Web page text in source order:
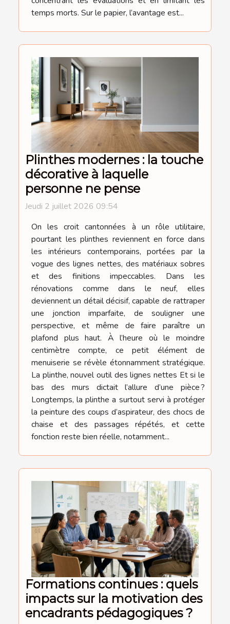
temps morts. Sur le papier, l’avantage est...
Plinthes modernes : la touche
décorative à laquelle
personne ne pense
Jeudi 2 juillet 2026 09:54
On les croit cantonnées à un rôle utilitaire,
pourtant les plinthes reviennent en force dans
les intérieurs contemporains, portées par la
vogue des lignes nettes, des matériaux sobres
et des finitions impeccables. Dans les
rénovations comme dans le neuf, elles
deviennent un détail décisif, capable de rattraper
une jonction imparfaite, de souligner une
perspective, et même de faire paraître un
plafond plus haut. À l’heure où le moindre
centimètre compte, ce petit élément de
menuiserie se révèle étonnamment stratégique.
La plinthe, nouvel outil des lignes nettes Et si le
bas des murs dictait l’allure d’une pièce ?
Longtemps, la plinthe a surtout servi à protéger
la peinture des coups d’aspirateur, des chocs de
chaise et des passages répétés, et cette
fonction reste bien réelle, notamment...
Formations continues : quels
impacts sur la motivation des
encadrants pédagogiques ?